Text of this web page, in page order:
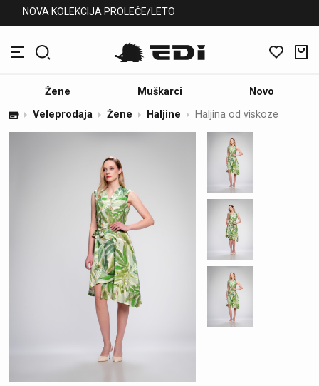
NOVA KOLEKCIJA PROLEĆE/LETO
Žene Muškarci
Novo
Veleprodaja
Žene Haljine Haljina od viskoze